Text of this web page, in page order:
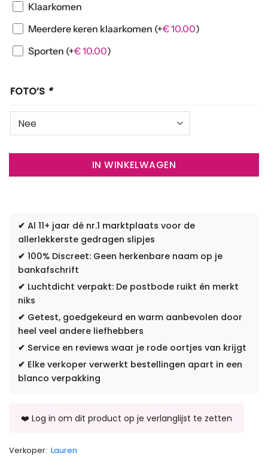
Klaarkomen
Meerdere keren klaarkomen (+€10.00)
Sporten (+€10.00)
FOTO’S *
IN WINKELWAGEN
✔ Al 11+ jaar dé nr.1 marktplaats voor de
allerlekkerste gedragen slipjes
✔ 100% Discreet: Geen herkenbare naam op je
bankafschrift
✔ Luchtdicht verpakt: De postbode ruikt én merkt
niks
✔ Getest, goedgekeurd en warm aanbevolen door
heel veel andere liefhebbers
✔ Service en reviews waar je rode oortjes van krijgt
✔ Elke verkoper verwerkt bestellingen apart in een
blanco verpakking
Verkoper: Lauren